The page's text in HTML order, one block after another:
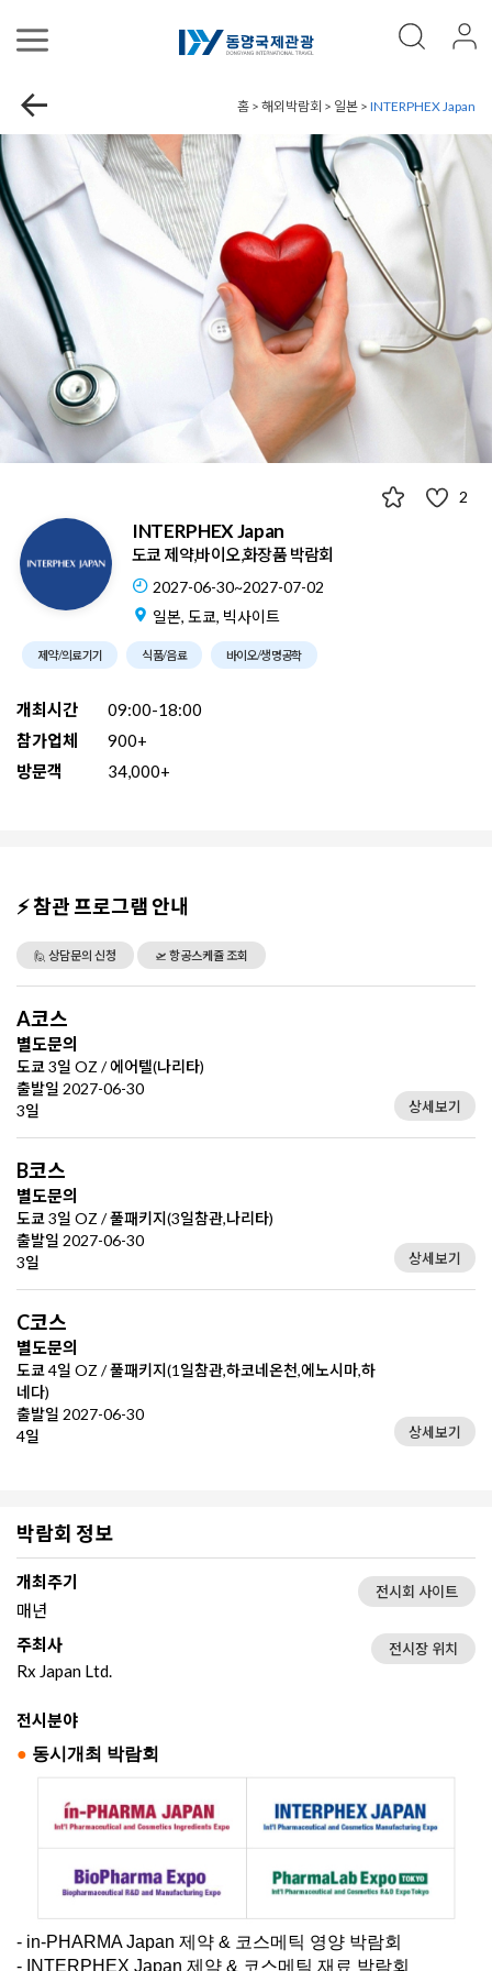
홈 > 해외박람회 > 일본 > INTERPHEX Japan
2
INTERPHEX Japan
도쿄 제약,바이오,화장품 박람회
2027-06-30~2027-07-02
일본, 도쿄, 빅사이트
제약/의료기기 식품/음료 바이오/생명공학
개최시간
09:00-18:00
참가업체
900+
방문객
34,000+
⚡ 참관 프로그램 안내
🙋 상담문의 신청 🛫 항공스케쥴 조회
A코스
별도문의
도쿄 3일 OZ / 에어텔(나리타)
출발일 2027-06-30
3일
상세보기
B코스
별도문의
도쿄 3일 OZ / 풀패키지(3일참관,나리타)
출발일 2027-06-30
3일
상세보기
C코스
별도문의
도쿄 4일 OZ / 풀패키지(1일참관,하코네온천,에노시마,하
네다)
출발일 2027-06-30
4일
상세보기
박람회 정보
개최주기
매년
전시회 사이트
주최사
Rx Japan Ltd.
전시장 위치
전시분야
● 동시개최 박람회
- in-PHARMA Japan 제약 & 코스메틱 영양 박람회
- INTERPHEX Japan 제약 & 코스메틱 재료 박람회